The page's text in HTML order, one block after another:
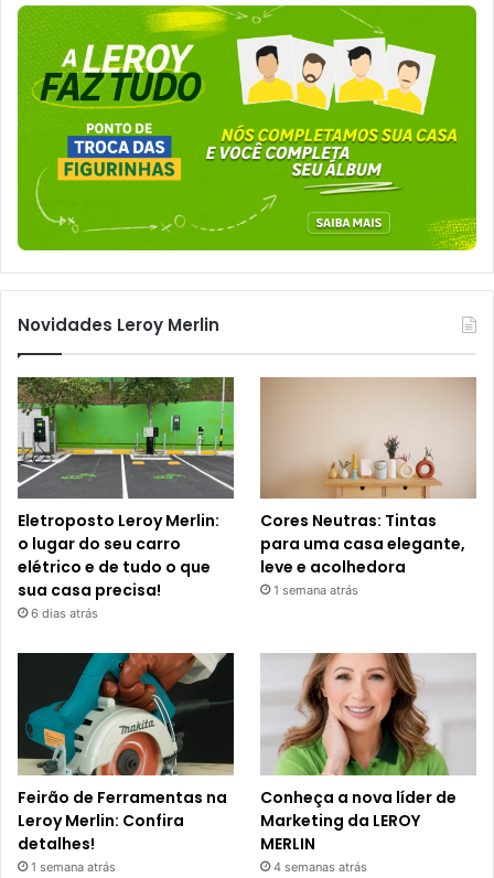
Novidades Leroy Merlin
Eletroposto Leroy Merlin:
o lugar do seu carro
elétrico e de tudo o que
sua casa precisa!
6 dias atrás
Cores Neutras: Tintas
para uma casa elegante,
leve e acolhedora
1 semana atrás
Feirão de Ferramentas na
Leroy Merlin: Confira
detalhes!
1 semana atrás
Conheça a nova líder de
Marketing da LEROY
MERLIN
4 semanas atrás